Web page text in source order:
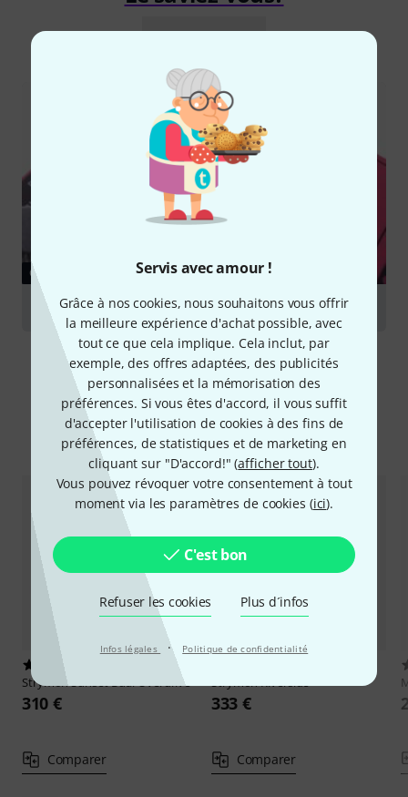
Servis avec amour !
Grâce à nos cookies, nous souhaitons vous offrir
la meilleure expérience d'achat possible, avec
tout ce que cela implique. Cela inclut, par
exemple, des offres adaptées, des publicités
personnalisées et la mémorisation des
préférences. Si vous êtes d'accord, il vous suffit
d'accepter l'utilisation de cookies à des fins de
préférences, de statistiques et de marketing en
cliquant sur "D'accord!" (afficher tout).
Vous pouvez révoquer votre consentement à tout
moment via les paramètres de cookies (ici).
C'est bon
Refuser les cookies Plus d´infos
Infos légales · Politique de confidentialité
Tout Guides
GUIDES
Pédales de Distorsion
Comparez les alternatives
StrymonSunset Dual Overdrive
310 €
Comparer
StrymonRiverside
333 €
Comparer